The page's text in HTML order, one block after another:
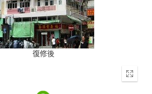
復修後
Enter